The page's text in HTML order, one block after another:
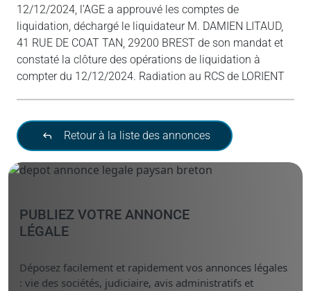
12/12/2024, l’AGE a approuvé les comptes de
liquidation, déchargé le liquidateur M. DAMIEN LITAUD,
41 RUE DE COAT TAN, 29200 BREST de son mandat et
constaté la clôture des opérations de liquidation à
compter du 12/12/2024. Radiation au RCS de LORIENT
Retour à la liste des annonces
PUBLIEZ VOTRE ANNONCE
LÉGALE
Déposez facilement et rapidement vos annonces légales
: vie des sociétés, judiciaire, avis administratifs et